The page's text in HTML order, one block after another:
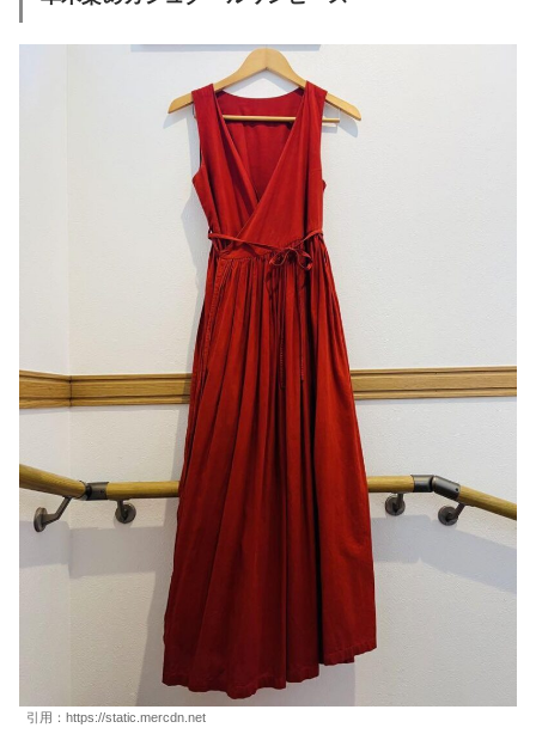
引用：https://static.mercdn.net